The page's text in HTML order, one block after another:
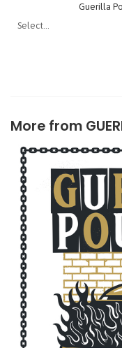
Guerilla
More from